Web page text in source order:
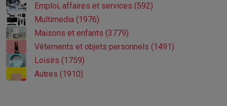
Emploi, affaires et services (592)
Multimedia (1976)
Maisons et enfants (3779)
Vêtements et objets personnels (1491)
Loisirs (1759)
Autres (1910)